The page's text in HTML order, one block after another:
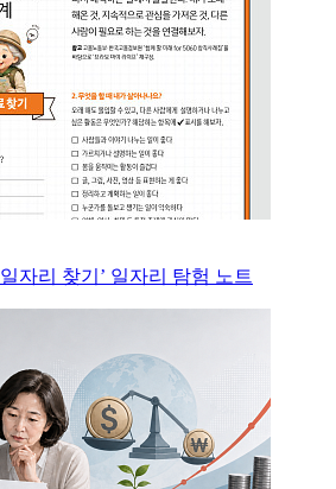
자리 찾기’ 일자리 탐험 노트